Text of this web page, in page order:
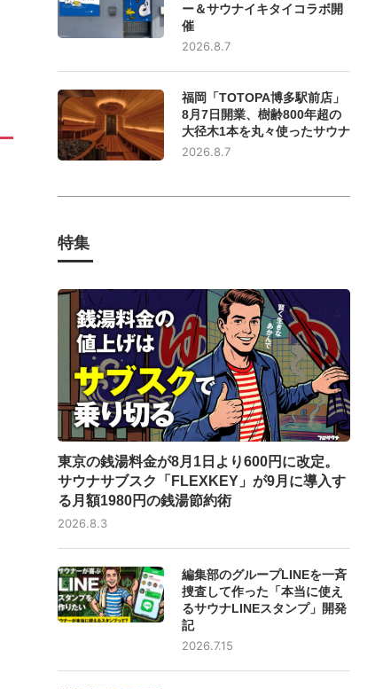
ー＆サウナイキタイコラボ開
催
2026.8.7
福岡「TOTOPA博多駅前店」
8月7日開業、樹齢800年超の
大径木1本を丸々使ったサウナ
2026.8.7
特集
東京の銭湯料金が8月1日より600円に改定。
サウナサブスク「FLEXKEY」が9月に導入す
る月額1980円の銭湯節約術
2026.8.3
編集部のグループLINEを一斉
捜査して作った「本当に使え
るサウナLINEスタンプ」開発
記
2026.7.15